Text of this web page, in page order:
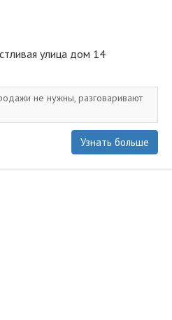
улица дом 14
не нужны, разговаривают
Узнать больше